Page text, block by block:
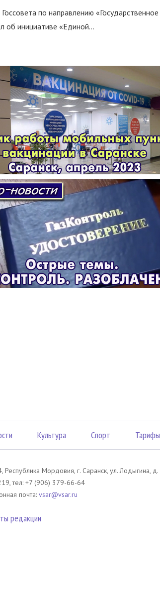
по направлению «Государственное
об инициативе «Единой...
Культура Спорт Тарифы
Республика Мордовия, г. Саранск, ул. Лодыгина, д.
тел: +7 (906) 379-66-64
почта: vsar@vsar.ru
редакции